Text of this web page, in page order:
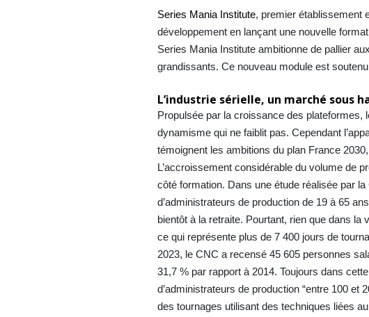
Series Mania Institute, premier établissement
développement en lançant une nouvelle
Series Mania Institute ambitionne de pallier
grandissants. Ce nouveau module est
L’industrie sérielle, un marché sous
Propulsée par la croissance des plateformes,
dynamisme qui ne faiblit pas. Cependant
témoignent les ambitions du plan France
L’accroissement considérable du volume de
côté formation. Dans une étude réalisée par la
d’administrateurs de production de 19 à 65
bientôt à la retraite. Pourtant, rien que dans
ce qui représente plus de 7 400 jours de
2023, le CNC a recensé 45 605 personnes
31,7 % par rapport à 2014. Toujours dans
d’administrateurs de production “entre 100 et
des tournages utilisant des techniques liées